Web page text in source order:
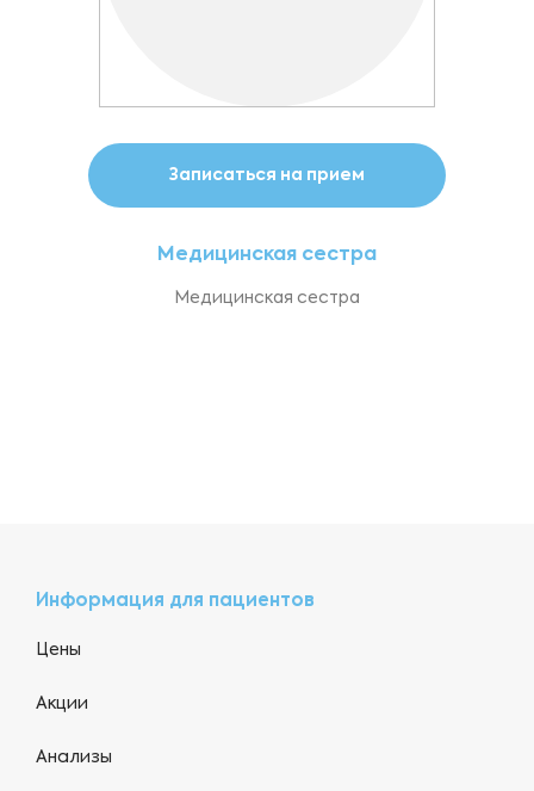
Записаться на прием
Медицинская сестра
Медицинская сестра
Информация для пациентов
Цены
Акции
Анализы